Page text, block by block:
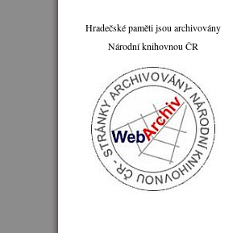
Hradečské paměti jsou archivovány
Národní knihovnou ČR